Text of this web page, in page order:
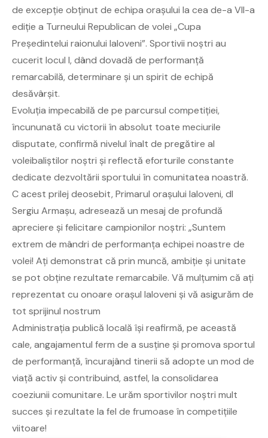
de excepție obținut de echipa orașului la cea de-a VII-a
ediție a Turneului Republican de volei „Cupa
Președintelui raionului Ialoveni”. Sportivii noștri au
cucerit locul I, dând dovadă de performanță
remarcabilă, determinare și un spirit de echipă
desăvârșit.
Evoluția impecabilă de pe parcursul competiției,
încununată cu victorii în absolut toate meciurile
disputate, confirmă nivelul înalt de pregătire al
voleibaliștilor noștri și reflectă eforturile constante
dedicate dezvoltării sportului în comunitatea noastră.
C acest prilej deosebit, Primarul orașului Ialoveni, dl
Sergiu Armașu, adresează un mesaj de profundă
apreciere și felicitare campionilor noștri: „Suntem
extrem de mândri de performanța echipei noastre de
volei! Ați demonstrat că prin muncă, ambiție și unitate
se pot obține rezultate remarcabile. Vă mulțumim că ați
reprezentat cu onoare orașul Ialoveni și vă asigurăm de
tot sprijinul nostrum
Administrația publică locală își reafirmă, pe această
cale, angajamentul ferm de a susține și promova sportul
de performanță, încurajând tinerii să adopte un mod de
viață activ și contribuind, astfel, la consolidarea
coeziunii comunitare. Le urăm sportivilor noștri mult
succes și rezultate la fel de frumoase în competițiile
viitoare!